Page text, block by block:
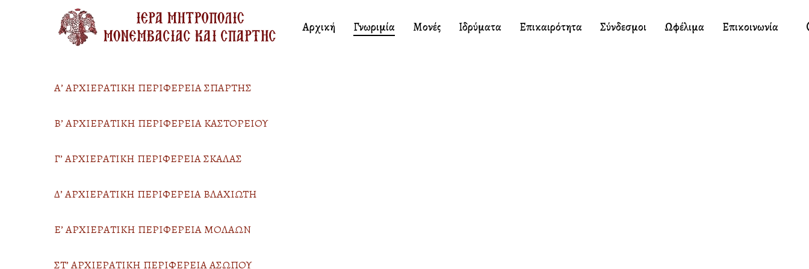
Αρχική Γνωριμία Μονές Ιδρύματα Επικαιρότητα Σύνδεσμοι Ωφέλιμα Επικοινωνία
Α’ ΑΡΧΙΕΡΑΤΙΚΗ ΠΕΡΙΦΕΡΕΙΑ ΣΠΑΡΤΗΣ
Β’ ΑΡΧΙΕΡΑΤΙΚΗ ΠΕΡΙΦΕΡΕΙΑ ΚΑΣΤΟΡΕΙΟΥ
Γ’ ΑΡΧΙΕΡΑΤΙΚΗ ΠΕΡΙΦΕΡΕΙΑ ΣΚΑΛΑΣ
Δ’ ΑΡΧΙΕΡΑΤΙΚΗ ΠΕΡΙΦΕΡΕΙΑ ΒΛΑΧΙΩΤΗ
Ε’ ΑΡΧΙΕΡΑΤΙΚΗ ΠΕΡΙΦΕΡΕΙΑ ΜΟΛΑΩΝ
ΣΤ’ ΑΡΧΙΕΡΑΤΙΚΗ ΠΕΡΙΦΕΡΕΙΑ ΑΣΩΠΟΥ